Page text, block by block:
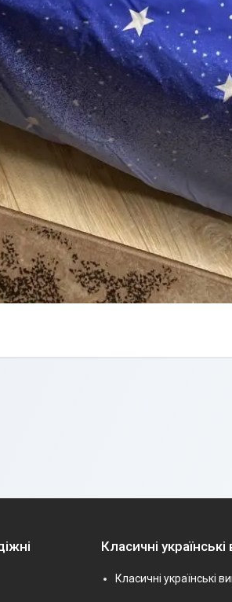
Класичні
Класичні українські